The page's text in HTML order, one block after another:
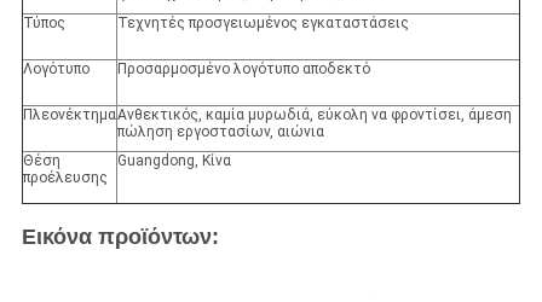
Τύπος
Τεχνητές προσγειωμένος εγκαταστάσεις
Λογότυπο Προσαρμοσμένο λογότυπο αποδεκτό
ΠλεονέκτημαΑνθεκτικός, καμία μυρωδιά, εύκολη να φροντίσει, άμεση
πώληση εργοστασίων, αιώνια
Θέση
προέλευσης
Guangdong, Κίνα
Εικόνα προϊόντων: